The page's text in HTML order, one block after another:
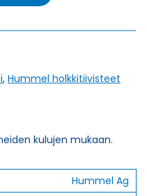
, Hummel holkkitiivisteet
kulujen mukaan.
Hummel Ag